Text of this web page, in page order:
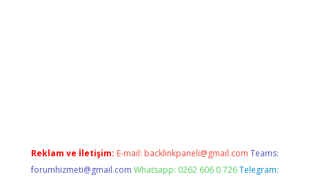
Reklam ve İletişim: E-mail: backlinkpaneli@gmail.com Teams:
forumhizmeti@gmail.com Whatsapp: 0262 606 0 726 Telegram: